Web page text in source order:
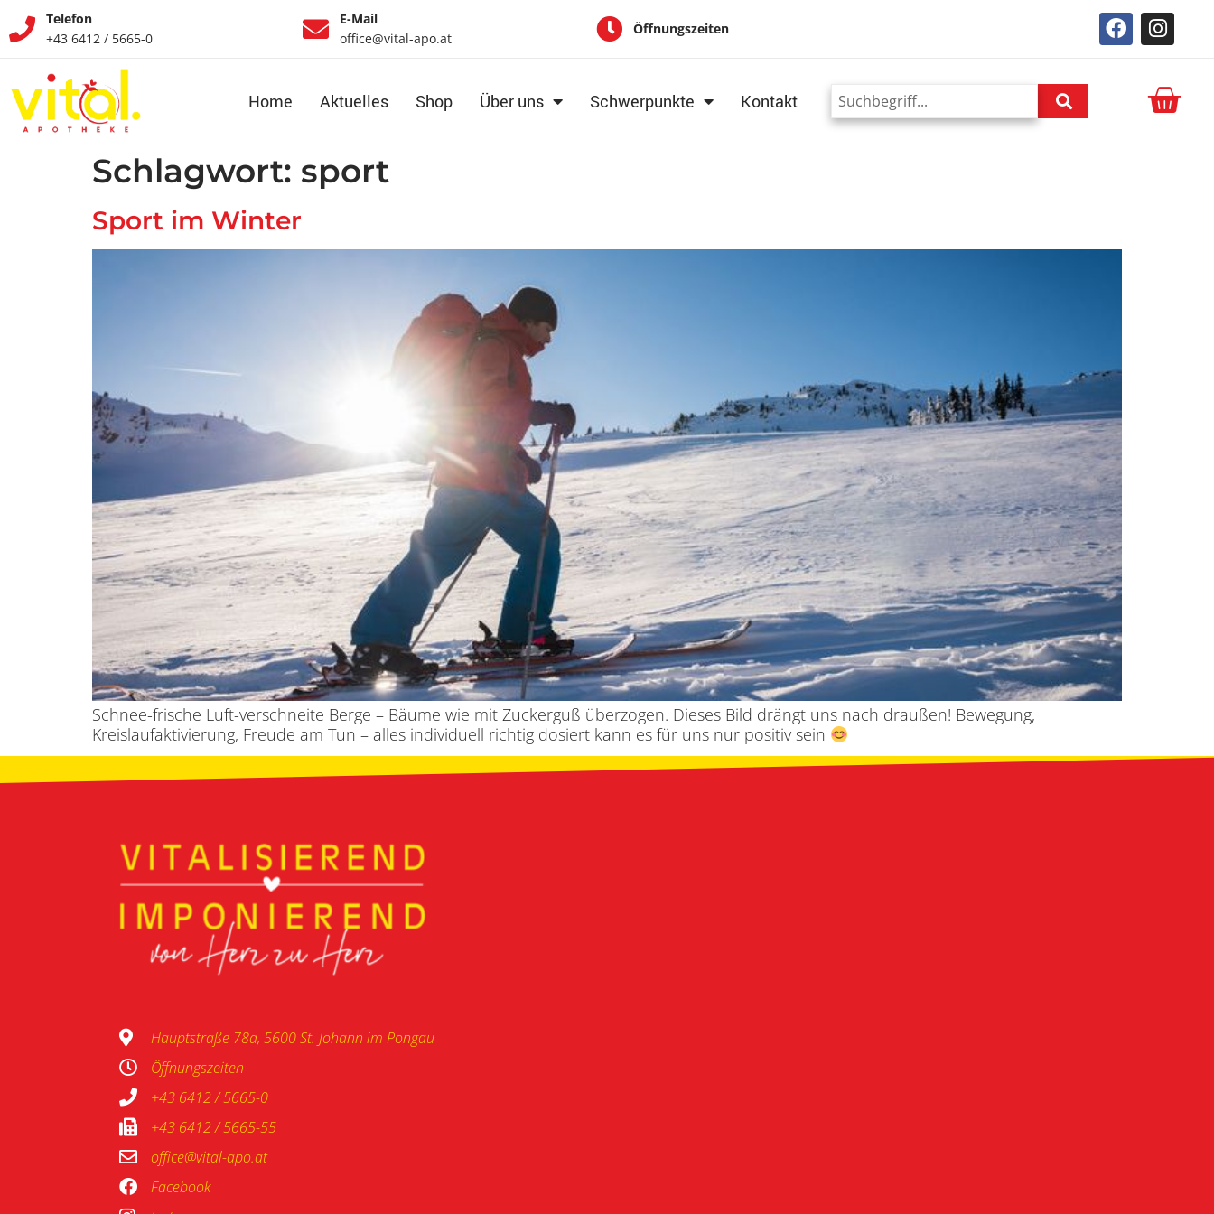
Telefon
+43 6412 / 5665-0
E-Mail
office@vital-apo.at
Öffnungszeiten
Home Aktuelles Shop Über uns Schwerpunkte Kontakt
Schlagwort: sport
Sport im Winter
Schnee-frische Luft-verschneite Berge – Bäume wie mit Zuckerguß überzogen. Dieses Bild drängt uns nach draußen! Bewegung,
Kreislaufaktivierung, Freude am Tun – alles individuell richtig dosiert kann es für uns nur positiv sein
Hauptstraße 78a, 5600 St. Johann im Pongau
Öffnungszeiten
+43 6412 / 5665-0
+43 6412 / 5665-55
office@vital-apo.at
Facebook